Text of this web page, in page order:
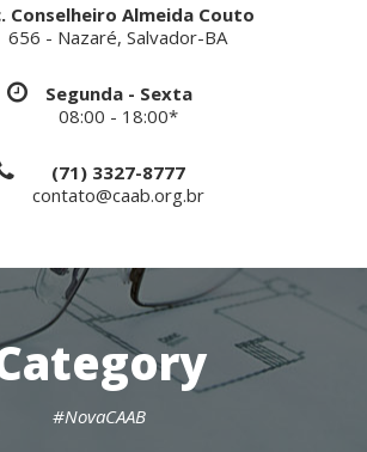
Conselheiro Almeida Couto
656 - Nazaré, Salvador-BA
Segunda - Sexta
08:00 - 18:00*
(71) 3327-8777
contato@caab.org.br
#NovaCAAB